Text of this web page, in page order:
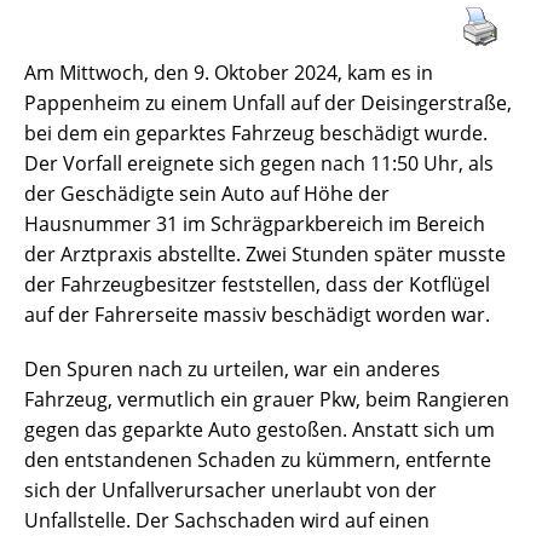
Am Mittwoch, den 9. Oktober 2024, kam es in
Pappenheim zu einem Unfall auf der Deisingerstraße,
bei dem ein geparktes Fahrzeug beschädigt wurde.
Der Vorfall ereignete sich gegen nach 11:50 Uhr, als
der Geschädigte sein Auto auf Höhe der
Hausnummer 31 im Schrägparkbereich im Bereich
der Arztpraxis abstellte. Zwei Stunden später musste
der Fahrzeugbesitzer feststellen, dass der Kotflügel
auf der Fahrerseite massiv beschädigt worden war.
Den Spuren nach zu urteilen, war ein anderes
Fahrzeug, vermutlich ein grauer Pkw, beim Rangieren
gegen das geparkte Auto gestoßen. Anstatt sich um
den entstandenen Schaden zu kümmern, entfernte
sich der Unfallverursacher unerlaubt von der
Unfallstelle. Der Sachschaden wird auf einen